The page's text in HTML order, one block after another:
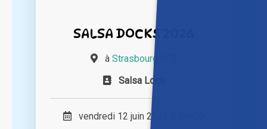
SALSA DOCKS 2026
à Strasbourg (67)
Salsa Loca
vendredi 12 juin 2026 à 19h00